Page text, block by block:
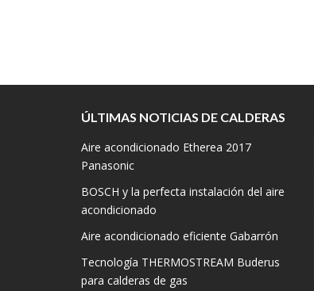
ÚLTIMAS NOTICIAS DE CALDERAS
Aire acondicionado Etherea 2017
Panasonic
BOSCH y la perfecta instalación del aire
acondicionado
Aire acondicionado eficiente Gabarrón
Tecnología THERMOSTREAM Buderus
para calderas de gas